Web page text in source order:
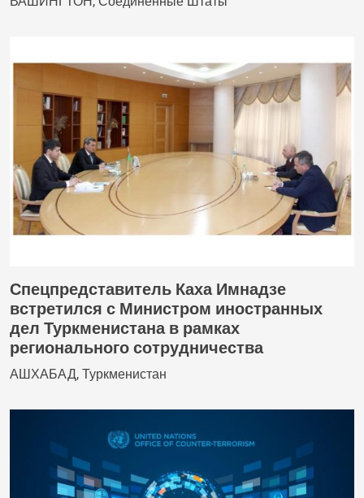
Спецпредставитель Каха Имнадзе
встретился с Министром иностранных
дел Туркменистана в рамках
регионального сотрудничества
АШХАБАД, Туркменистан